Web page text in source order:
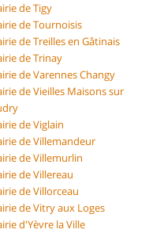
de Tigy
de Tournoisis
de Treilles en Gâtinais
de Trinay
de Varennes Changy
de Vieilles Maisons sur
de Viglain
de Villemandeur
de Villemurlin
de Villereau
de Villorceau
de Vitry aux Loges
d'Yèvre la Ville